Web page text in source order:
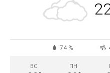
74 %
ВС ПН